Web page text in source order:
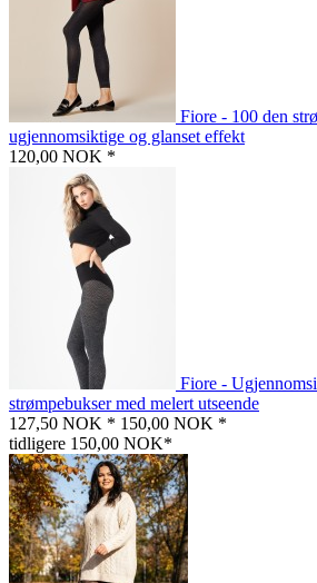
Fiore - 100 den
ugjennomsiktige og glanset effekt
120,00 NOK *
Fiore -
strømpebukser med melert utseende
127,50 NOK * 150,00 NOK *
tidligere 150,00 NOK*